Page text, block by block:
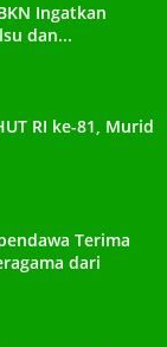
Ingatkan
dan...
RI ke-81, Murid
Terima
dari